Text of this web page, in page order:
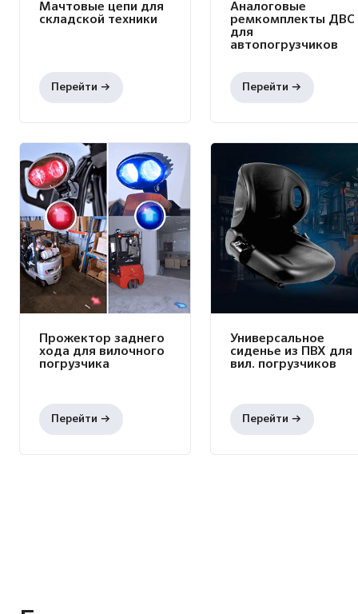
Мачтовые цепи для
складской техники
Аналоговые
ремкомплекты ДВС
для
автопогрузчиков
Прожектор заднего
хода для вилочного
погрузчика
Универсальное
сиденье из ПВХ для
вил. погрузчиков